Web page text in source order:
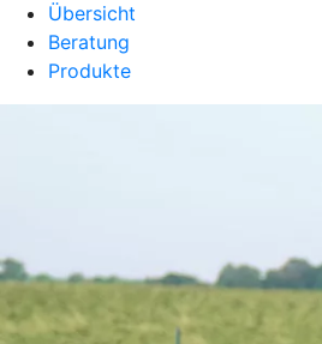
Übersicht
Beratung
Produkte